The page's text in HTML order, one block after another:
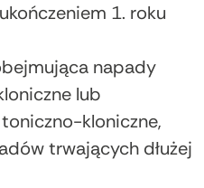
1. roku
napady
lub
kloniczne,
trwających dłużej